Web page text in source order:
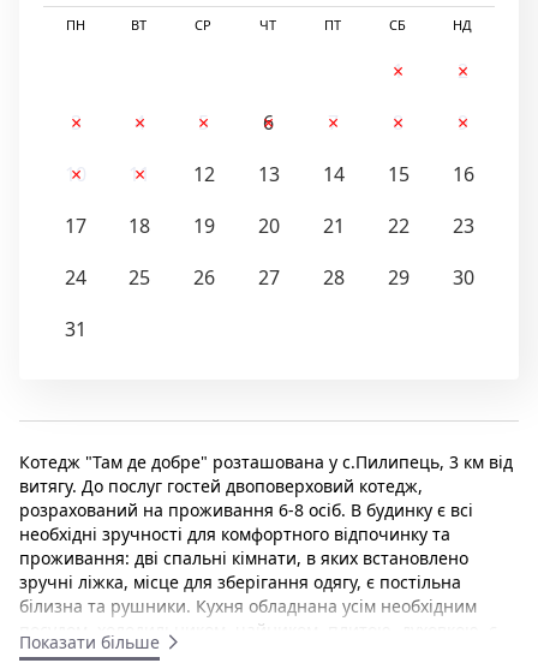
ПН ВТ СР ЧТ ПТ СБ НД
1
2
3
4 5 6 7 8
9
10
11 12 13 14 15
16
17
18 19 20 21 22
23
24
25 26 27 28 29
30
31
Котедж "Там де добре" розташована у с.Пилипець, 3 км від
витягу. До послуг гостей двоповерховий котедж,
розрахований на проживання 6-8 осіб. В будинку є всі
необхідні зручності для комфортного відпочинку та
проживання: дві спальні кімнати, в яких встановлено
зручні ліжка, місце для зберігання одягу, є постільна
білизна та рушники. Кухня обладнана усім необхідним
посудом, холодильником, чайником, плитою, духовкою, є
пральна машина. Обідня зона оснащена столом зі
Показати більше